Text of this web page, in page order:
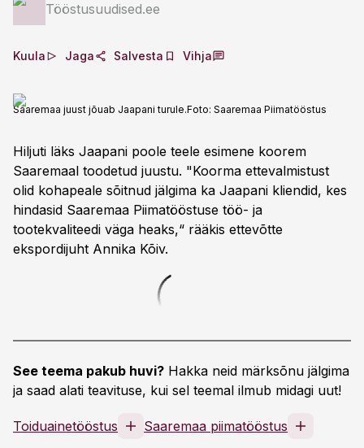
Tööstusuudised.ee
Kuula Jaga Salvesta Vihja
Saaremaa juust jõuab Jaapani turule.Foto: Saaremaa Piimatööstus
Hiljuti läks Jaapani poole teele esimene koorem
Saaremaal toodetud juustu. "Koorma ettevalmistust
olid kohapeale sõitnud jälgima ka Jaapani kliendid, kes
hindasid Saaremaa Piimatööstuse töö- ja
tootekvaliteedi väga heaks,“ rääkis ettevõtte
ekspordijuht Annika Kõiv.
See teema pakub huvi? Hakka neid märksõnu jälgima
ja saad alati teavituse, kui sel teemal ilmub midagi uut!
Toiduainetööstus Saaremaa piimatööstus